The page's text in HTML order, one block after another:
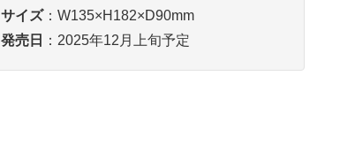
サイズ：W135×H182×D90mm
発売日
：2025年12月上旬予定